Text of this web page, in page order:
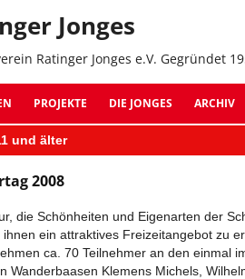
Jonges
Ratinger Jonges e.V. Gegründet
PROJEKTE DIE JONGES ARCHIV
ARCHIV
ARCHIV
und älter
2008
die Schönheiten und Eigenarten der
ein attraktives Freizeitangebot zu
ca. 70 Teilnehmer an den einmal
Wanderbaasen Klemens Michels,